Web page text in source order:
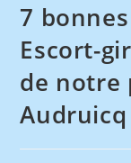
7
Escort-
de notre
Audruicq